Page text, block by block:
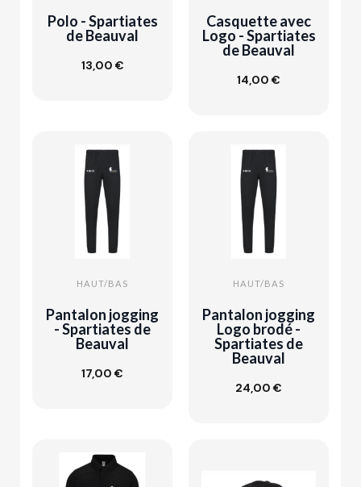
Polo - Spartiates
de Beauval
13,00 €
Ajouter au
panier
Casquette avec
Logo - Spartiates
de Beauval
14,00 €
Ajouter au
panier
HAUT/BAS
Pantalon jogging
- Spartiates de
Beauval
17,00 €
Customize
HAUT/BAS
Pantalon jogging
Logo brodé -
Spartiates de
Beauval
24,00 €
Ajouter au
panier